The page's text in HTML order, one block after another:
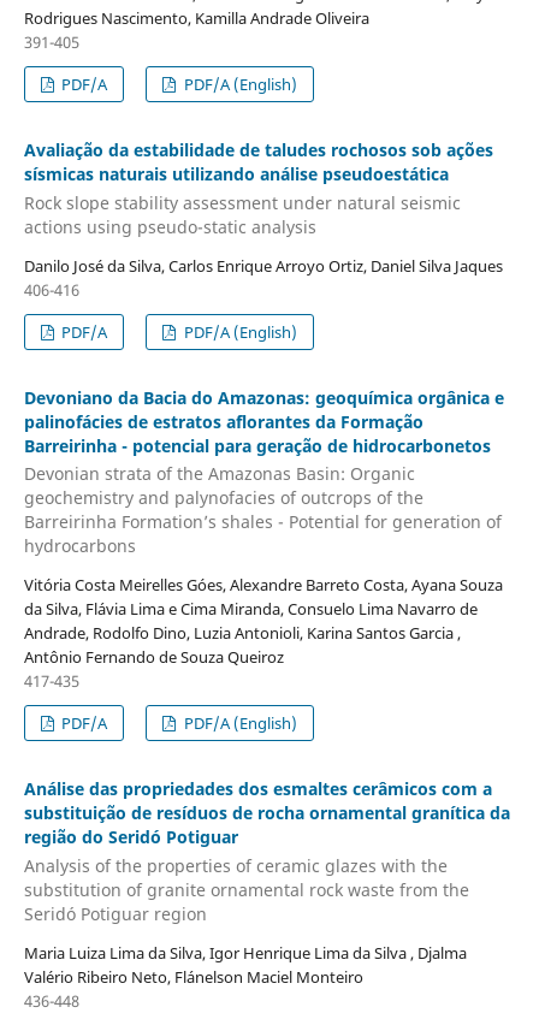
Rodrigues Nascimento, Kamilla Andrade Oliveira
391-405
PDF/A
PDF/A (English)
Avaliação da estabilidade de taludes rochosos sob ações
sísmicas naturais utilizando análise pseudoestática
Rock slope stability assessment under natural seismic
actions using pseudo-static analysis
Danilo José da Silva, Carlos Enrique Arroyo Ortiz, Daniel Silva Jaques
406-416
PDF/A
PDF/A (English)
Devoniano da Bacia do Amazonas: geoquímica orgânica e
palinofácies de estratos aflorantes da Formação
Barreirinha - potencial para geração de hidrocarbonetos
Devonian strata of the Amazonas Basin: Organic
geochemistry and palynofacies of outcrops of the
Barreirinha Formation’s shales - Potential for generation of
hydrocarbons
Vitória Costa Meirelles Góes, Alexandre Barreto Costa, Ayana Souza
da Silva, Flávia Lima e Cima Miranda, Consuelo Lima Navarro de
Andrade, Rodolfo Dino, Luzia Antonioli, Karina Santos Garcia ,
Antônio Fernando de Souza Queiroz
417-435
PDF/A
PDF/A (English)
Análise das propriedades dos esmaltes cerâmicos com a
substituição de resíduos de rocha ornamental granítica da
região do Seridó Potiguar
Analysis of the properties of ceramic glazes with the
substitution of granite ornamental rock waste from the
Seridó Potiguar region
Maria Luiza Lima da Silva, Igor Henrique Lima da Silva , Djalma
Valério Ribeiro Neto, Flánelson Maciel Monteiro
436-448